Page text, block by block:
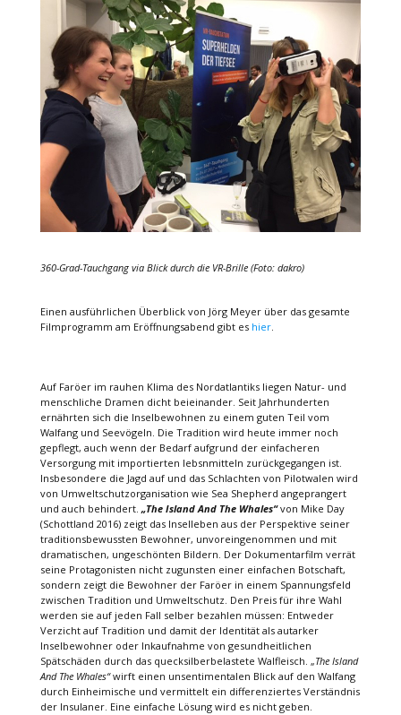
360-Grad-Tauchgang via Blick durch die VR-Brille (Foto: dakro)
Einen ausführlichen Überblick von Jörg Meyer über das gesamte
Filmprogramm am Eröffnungsabend gibt es hier.
Auf Faröer im rauhen Klima des Nordatlantiks liegen Natur- und
menschliche Dramen dicht beieinander. Seit Jahrhunderten
ernährten sich die Inselbewohnen zu einem guten Teil vom
Walfang und Seevögeln. Die Tradition wird heute immer noch
gepflegt, auch wenn der Bedarf aufgrund der einfacheren
Versorgung mit importierten lebsnmitteln zurückgegangen ist.
Insbesondere die Jagd auf und das Schlachten von Pilotwalen wird
von Umweltschutzorganisation wie Sea Shepherd angeprangert
und auch behindert. „The Island And The Whales“von Mike Day
(Schottland 2016) zeigt das Inselleben aus der Perspektive seiner
traditionsbewussten Bewohner, unvoreingenommen und mit
dramatischen, ungeschönten Bildern. Der Dokumentarfilm verrät
seine Protagonisten nicht zugunsten einer einfachen Botschaft,
sondern zeigt die Bewohner der Faröer in einem Spannungsfeld
zwischen Tradition und Umweltschutz. Den Preis für ihre Wahl
werden sie auf jeden Fall selber bezahlen müssen: Entweder
Verzicht auf Tradition und damit der Identität als autarker
Inselbewohner oder Inkaufnahme von gesundheitlichen
Spätschäden durch das quecksilberbelastete Walfleisch. „The Island
And The Whales“wirft einen unsentimentalen Blick auf den Walfang
durch Einheimische und vermittelt ein differenziertes Verständnis
der Insulaner. Eine einfache Lösung wird es nicht geben.